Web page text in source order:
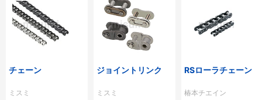
チェーン
ミスミ
ジョイントリンク
ミスミ
RSローラチェーン
椿本チエイン